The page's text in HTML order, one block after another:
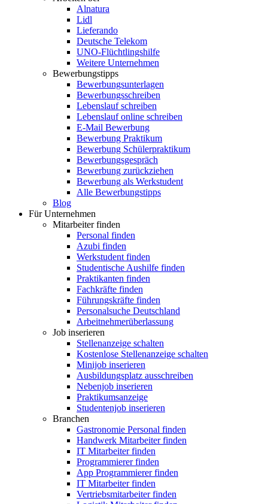
Alnatura
Lidl
Lieferando
Deutsche Telekom
UNO-Flüchtlingshilfe
Weitere Unternehmen
Bewerbungstipps
Bewerbungsunterlagen
Bewerbungsschreiben
Lebenslauf schreiben
Lebenslauf online schreiben
E-Mail Bewerbung
Bewerbung Praktikum
Bewerbung Schülerpraktikum
Bewerbungsgespräch
Bewerbung zurückziehen
Bewerbung als Werkstudent
Alle Bewerbungstipps
Blog
Für Unternehmen
Mitarbeiter finden
Personal finden
Azubi finden
Werkstudent finden
Studentische Aushilfe finden
Praktikanten finden
Fachkräfte finden
Führungskräfte finden
Personalsuche Deutschland
Arbeitnehmerüberlassung
Job inserieren
Stellenanzeige schalten
Kostenlose Stellenanzeige schalten
Minijob inserieren
Ausbildungsplatz ausschreiben
Nebenjob inserieren
Praktikumsanzeige
Studentenjob inserieren
Branchen
Gastronomie Personal finden
Handwerk Mitarbeiter finden
IT Mitarbeiter finden
Programmierer finden
App Programmierer finden
IT Mitarbeiter finden
Vertriebsmitarbeiter finden